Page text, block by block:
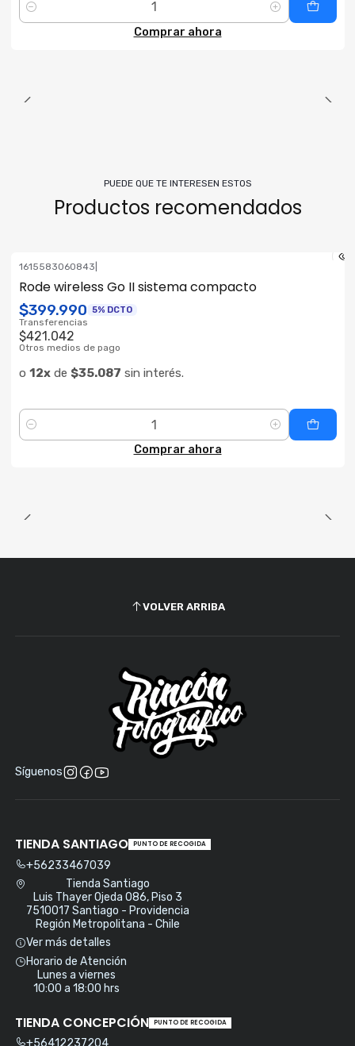
Cantidad
Comprar ahora
PUEDE QUE TE INTERESEN ESTOS
Productos recomendados
1615583060843
Rode wireless Go II sistema compacto
$399.990 5% DCTO
Transferencias
$421.042
Otros medios de pago
o 12xde $35.087 sin interés.
Cantidad
Comprar ahora
VOLVER ARRIBA
Síguenos
TIENDA SANTIAGO PUNTO DE RECOGIDA
+56233467039
Tienda Santiago
Luis Thayer Ojeda 086, Piso 3
7510017 Santiago - Providencia
Región Metropolitana - Chile
Ver más detalles
Horario de Atención
Lunes a viernes
10:00 a 18:00 hrs
TIENDA CONCEPCIÓN PUNTO DE RECOGIDA
+56412237204